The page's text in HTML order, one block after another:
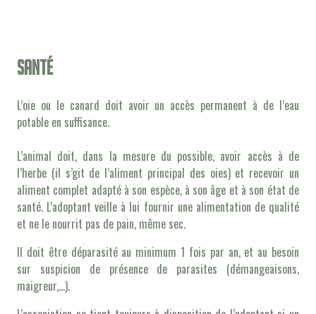
Santé
L’oie ou le canard doit avoir un accès permanent à de l’eau
potable en suffisance.
L’animal doit, dans la mesure du possible, avoir accès à de
l’herbe (il s’git de l’aliment principal des oies) et recevoir un
aliment complet adapté à son espèce, à son âge et à son état de
santé. L’adoptant veille à lui fournir une alimentation de qualité
et ne le nourrit pas de pain, même sec.
Il doit être déparasité au minimum 1 fois par an, et au besoin
sur suspicion de présence de parasites (démangeaisons,
maigreur,…).